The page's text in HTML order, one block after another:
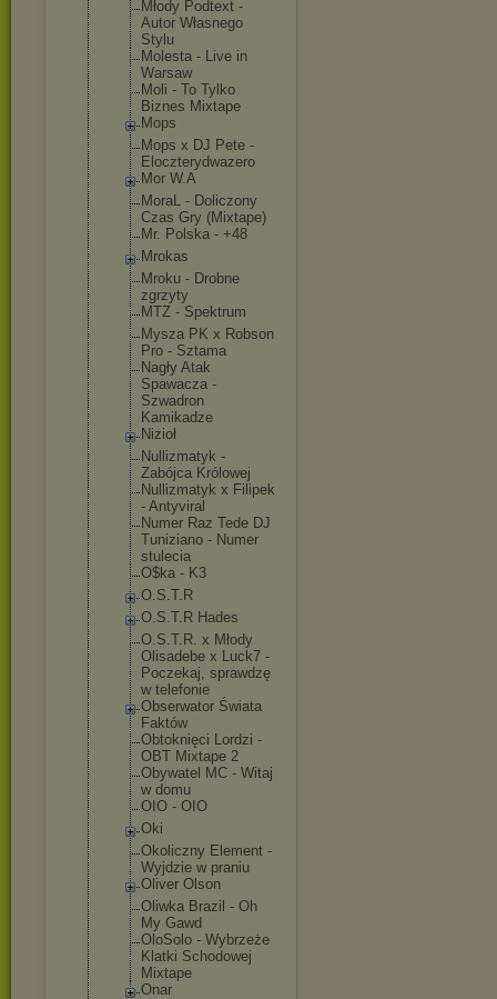
Młody Podtext -
Autor Własnego
Stylu
Molesta - Live in
Warsaw
Moli - To Tylko
Biznes Mixtape
Mops
Mops x DJ Pete -
Eloczterydwazero
Mor W.A
MoraL - Doliczony
Czas Gry (Mixtape)
Mr. Polska - +48
Mrokas
Mroku - Drobne
zgrzyty
MTZ - Spektrum
Mysza PK x Robson
Pro - Sztama
Nagły Atak
Spawacza -
Szwadron
Kamikadze
Nizioł
Nullizmatyk -
Zabójca Królowej
Nullizmatyk x Filipek
- Antyviral
Numer Raz Tede DJ
Tuniziano - Numer
stulecia
O$ka - K3
O.S.T.R
O.S.T.R Hades
O.S.T.R. x Młody
Olisadebe x Luck7 -
Poczekaj, sprawdzę
w telefonie
Obserwator Świata
Faktów
Obtoknięci Lordzi -
OBT Mixtape 2
Obywatel MC - Witaj
w domu
OIO - OIO
Oki
Okoliczny Element -
Wyjdzie w praniu
Oliver Olson
Oliwka Brazil - Oh
My Gawd
OloSolo - Wybrzeże
Klatki Schodowej
Mixtape
Onar